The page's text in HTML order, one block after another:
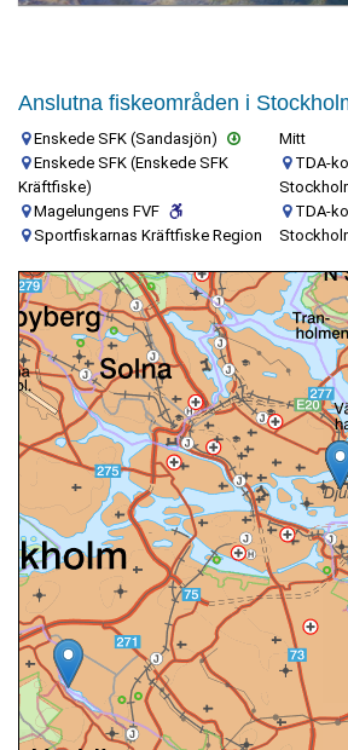
Anslutna fiskeområden i
Enskede SFK (Sandasjön)
Enskede SFK (Enskede SFK
Kräftfiske)
Magelungens FVF
Sportfiskarnas Kräftfiske Region
Mitt
TDA-
TDA-